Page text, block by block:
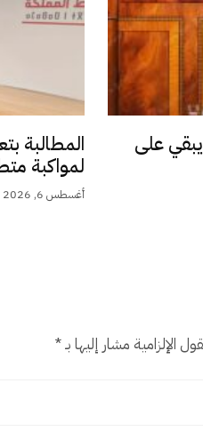
أخنوش يبقي على المطالبة
لمواكبة
أغسطس 6, 2026
الإلزامية مشار إليها بـ*